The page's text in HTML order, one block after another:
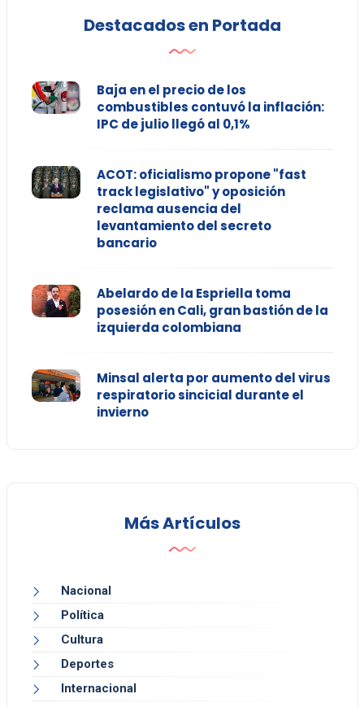
Destacados en Portada
Baja en el precio de los
combustibles contuvó la inflación:
IPC de julio llegó al 0,1%
ACOT: oficialismo propone "fast
track legislativo" y oposición
reclama ausencia del
levantamiento del secreto
bancario
Abelardo de la Espriella toma
posesión en Cali, gran bastión de la
izquierda colombiana
Minsal alerta por aumento del virus
respiratorio sincicial durante el
invierno
Más Artículos
Nacional
Política
Cultura
Deportes
Internacional